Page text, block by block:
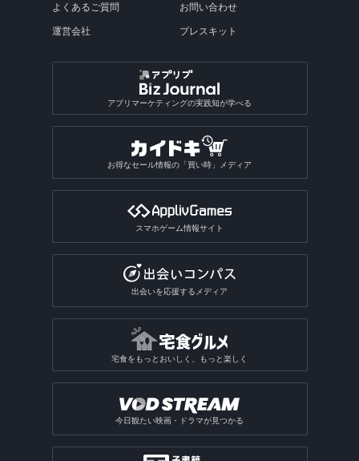
よくあるご質問
運営会社
お問い合わせ
プレスキット
アプリマーケティングの実践知が学べる
お得なセール情報の「買い時」メディア
スマホゲーム情報サイト
出会いを応援するメディア
宅食をもっとおいしく、もっと楽しく
今日観たい映画・ドラマが見つかる